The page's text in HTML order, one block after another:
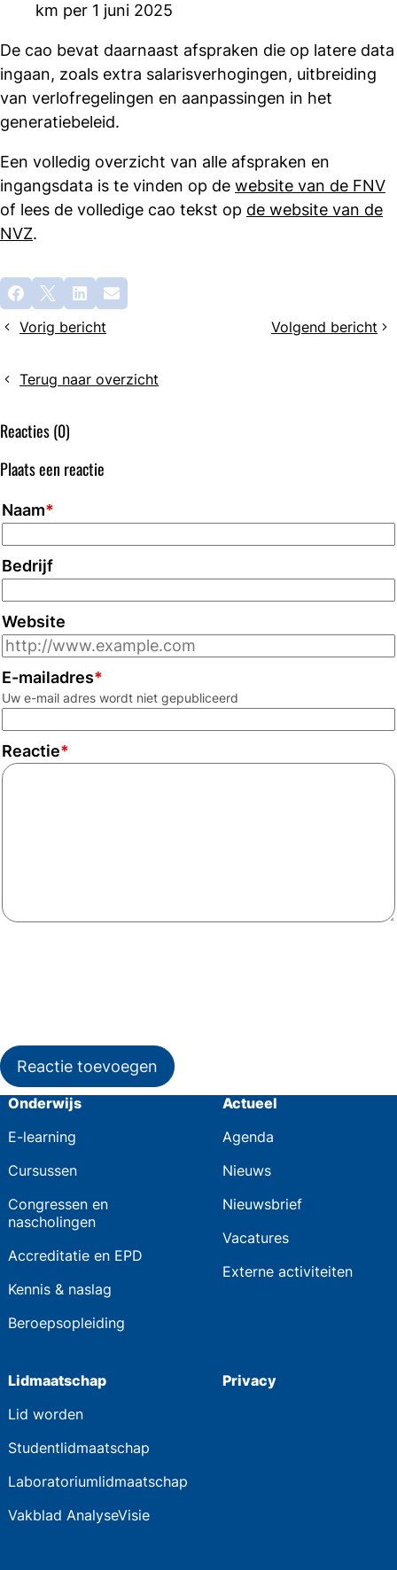
km per 1 juni 2025
De cao bevat daarnaast afspraken die op latere data
ingaan, zoals extra salarisverhogingen, uitbreiding
van verlofregelingen en aanpassingen in het
generatiebeleid.
Een volledig overzicht van alle afspraken en
ingangsdata is te vinden op de website van de FNV
of lees de volledige cao tekst op de website van de
NVZ.
Deel
dit
bericht
Facebook
X LinkedInE-mail
Vorig bericht
Zet
het
op
de
kaart?
Word
NVML-
Volgend bericht
Drie
en
BRMO
&
Terug naar overzicht
Reacties (0)
Plaats een reactie
Naam*
Bedrijf
Website
E-mailadres*
Uw e-mail adres wordt niet gepubliceerd
Reactie*
Reactie toevoegen
Onderwijs
E-learning
Cursussen
Congressen en
nascholingen
Accreditatie en EPD
Kennis & naslag
Beroepsopleiding
Actueel
Agenda
Nieuws
Nieuwsbrief
Vacatures
Externe activiteiten
Lidmaatschap
Lid worden
Studentlidmaatschap
Laboratoriumlidmaatschap
Vakblad AnalyseVisie
Privacy